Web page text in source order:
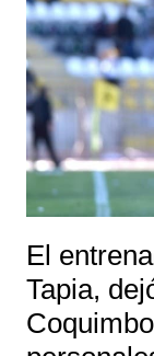
El
Tapia,